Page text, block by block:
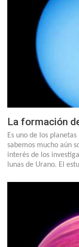
La formación
Es uno de los
sabemos mucho aún
interés de los
lunas de Urano. El